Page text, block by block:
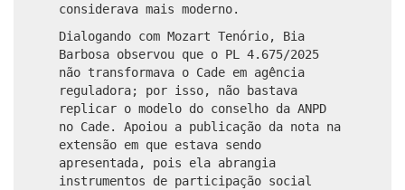
considerava mais moderno.
Dialogando com Mozart Tenório, Bia
Barbosa observou que o PL 4.675/2025
não transformava o Cade em agência
reguladora; por isso, não bastava
replicar o modelo do conselho da ANPD
no Cade. Apoiou a publicação da nota na
extensão em que estava sendo
apresentada, pois ela abrangia
instrumentos de participação social